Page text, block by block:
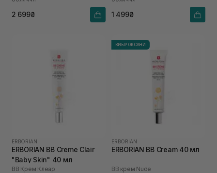
2 699₴ 1 499₴
ERBORIAN
ERBORIAN BB Creme Clair
"Baby Skin" 40 мл
ВВ Крем Клеар
ВИБІР ОКСАНИ
ERBORIAN
ERBORIAN BB Cream 40 мл
ВВ крем Nude